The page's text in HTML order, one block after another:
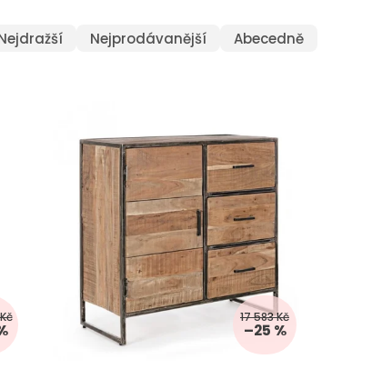
Nejprodávanější Abecedně
17 583 Kč
–25 %